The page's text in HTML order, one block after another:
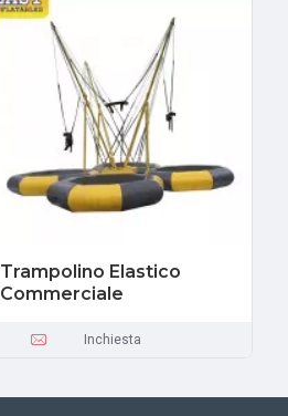
Trampolino Elastico
Commerciale
Inchiesta